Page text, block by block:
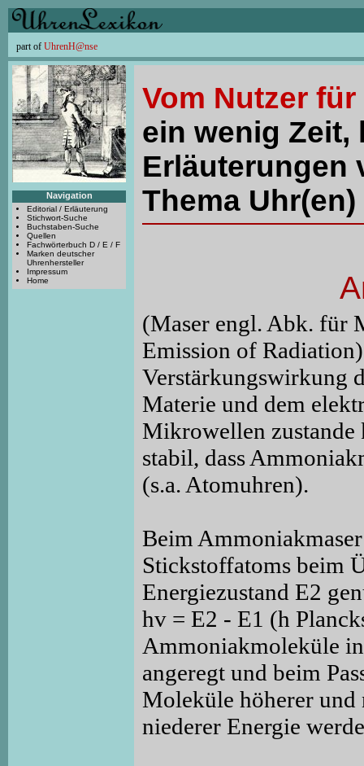
part of UhrenH@nse
Navigation
Editorial / Erläuterung
Stichwort-Suche
Buchstaben-Suche
Quellen
Fachwörterbuch D / E / F
Marken deutscher
Uhrenhersteller
Impressum
Home
Vom Nutzer
ein wenig Zeit,
Erläuterungen
Thema
(Maser engl. Abk. für
Emission of
Verstärkungswirkung
Materie und dem
Mikrowellen zustande
stabil, dass
(s.a. Atomuhren).
Beim
Stickstoffatoms beim
Energiezustand E2
hv = E2 - E1 (h
Ammoniakmoleküle
angeregt und beim
Moleküle höherer
niederer Energie